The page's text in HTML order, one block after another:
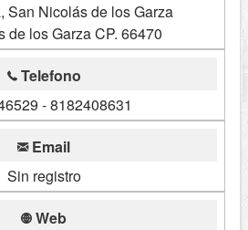
San Nicolás de los Garza
de los Garza CP. 66470
Telefono
- 8182408631
Email
Sin registro
Web